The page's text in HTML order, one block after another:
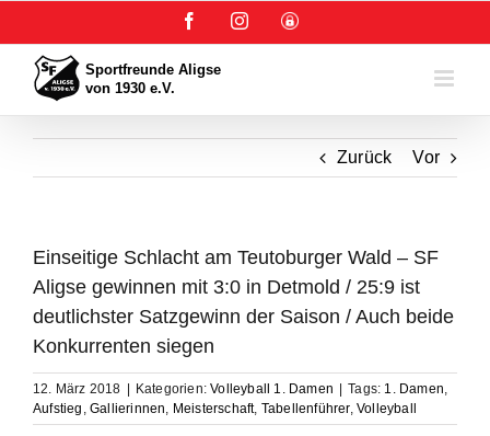
springen
FacebookInstagram
User-
Zurück Vor
Einseitige Schlacht am Teutoburger Wald – SF
Aligse gewinnen mit 3:0 in Detmold / 25:9 ist
deutlichster Satzgewinn der Saison / Auch beide
Konkurrenten siegen
12. März 2018 Kategorien:Volleyball 1. Damen Tags: 1. Damen,
Aufstieg ,Gallierinnen, Meisterschaft, Tabellenführer,Volleyball